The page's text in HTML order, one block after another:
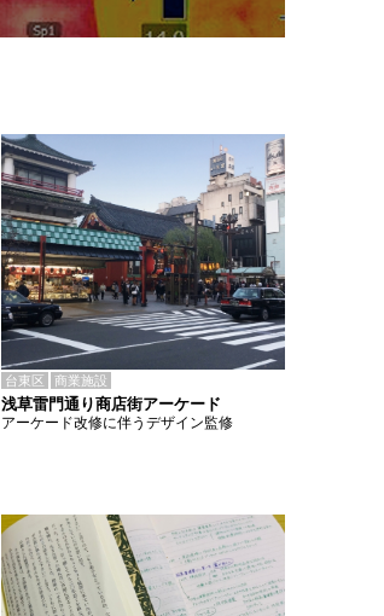
台東区 商業施設
浅草雷門通り商店街アーケード
アーケード改修に伴うデザイン監修